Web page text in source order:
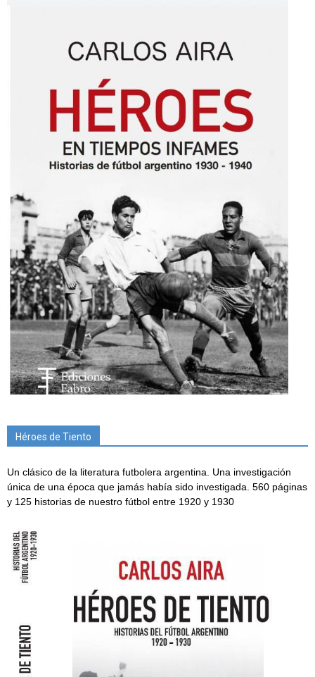
Héroes de Tiento
Un clásico de la literatura futbolera argentina. Una investigación
única de una época que jamás había sido investigada. 560 páginas
y 125 historias de nuestro fútbol entre 1920 y 1930